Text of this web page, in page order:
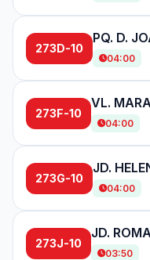
273D-10
04:00
273F-10
04:00
273G-10
04:00
273J-10
03:50